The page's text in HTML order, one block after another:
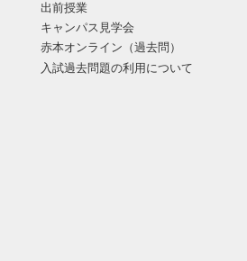
出前授業
キャンパス見学会
赤本オンライン（過去問）
入試過去問題の利用について